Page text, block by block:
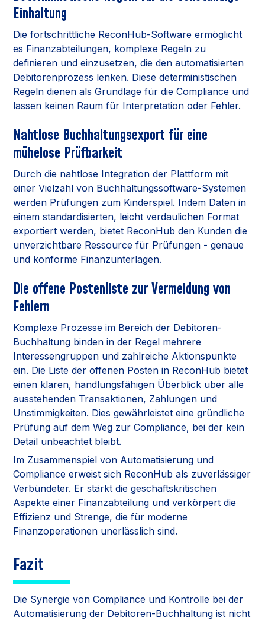
Einhaltung
Die fortschrittliche ReconHub-Software ermöglicht
es Finanzabteilungen, komplexe Regeln zu
definieren und einzusetzen, die den automatisierten
Debitorenprozess lenken. Diese deterministischen
Regeln dienen als Grundlage für die Compliance und
lassen keinen Raum für Interpretation oder Fehler.
Nahtlose Buchhaltungsexport für eine
mühelose Prüfbarkeit
Durch die nahtlose Integration der Plattform mit
einer Vielzahl von Buchhaltungssoftware-Systemen
werden Prüfungen zum Kinderspiel. Indem Daten in
einem standardisierten, leicht verdaulichen Format
exportiert werden, bietet ReconHub den Kunden die
unverzichtbare Ressource für Prüfungen - genaue
und konforme Finanzunterlagen.
Die offene Postenliste zur Vermeidung von
Fehlern
Komplexe Prozesse im Bereich der Debitoren-
Buchhaltung binden in der Regel mehrere
Interessengruppen und zahlreiche Aktionspunkte
ein. Die Liste der offenen Posten in ReconHub bietet
einen klaren, handlungsfähigen Überblick über alle
ausstehenden Transaktionen, Zahlungen und
Unstimmigkeiten. Dies gewährleistet eine gründliche
Prüfung auf dem Weg zur Compliance, bei der kein
Detail unbeachtet bleibt.
Im Zusammenspiel von Automatisierung und
Compliance erweist sich ReconHub als zuverlässiger
Verbündeter. Er stärkt die geschäftskritischen
Aspekte einer Finanzabteilung und verkörpert die
Effizienz und Strenge, die für moderne
Finanzoperationen unerlässlich sind.
Fazit
Die Synergie von Compliance und Kontrolle bei der
Automatisierung der Debitoren-Buchhaltung ist nicht